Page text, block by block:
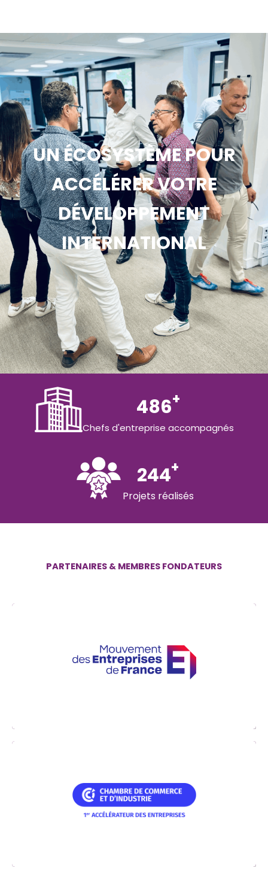
UN ÉCOSYSTÈME POUR
ACCÉLÉRER VOTRE
DÉVELOPPEMENT
INTERNATIONAL
500+
Chefs d'entreprise accompagnés
254+
Projets réalisés
PARTENAIRES & MEMBRES FONDATEURS
Premier réseau d’entrepreneurs de France, le
MEDEF met au cœur de son action la création
d’emplois et la croissance durable
préoccupations de leurs clients, commerçants
et entrepreneurs du territoire. Elles sont à la fois
force de proposition, de réalisation et de